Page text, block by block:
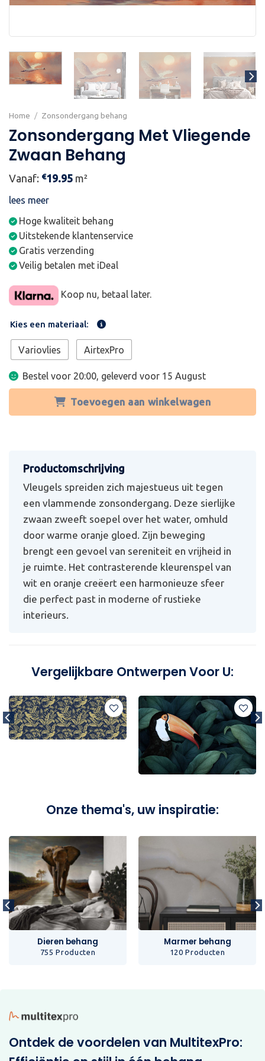
Home / Zonsondergang behang
Zonsondergang Met Vliegende
Zwaan Behang
Vanaf: €19.95 m²
lees meer
Hoge kwaliteit behang
Uitstekende klantenservice
Gratis verzending
Veilig betalen met iDeal
Koop nu, betaal later.
Kies een materiaal:
Variovlies AirtexPro
Bestel voor 20:00, geleverd voor 15 August
Toevoegen aan winkelwagen
Vleugels spreiden zich majestueus uit tegen
een vlammende zonsondergang. Deze sierlijke
zwaan zweeft soepel over het water, omhuld
door warme oranje gloed. Zijn beweging
brengt een gevoel van sereniteit en vrijheid in
je ruimte. Het contrasterende kleurenspel van
wit en oranje creëert een harmonieuze sfeer
die perfect past in moderne of rustieke
interieurs.
Vergelijkbare Ontwerpen Voor U:
Onze thema's, uw inspiratie:
Dieren behang
755 Producten
Marmer behang
120 Producten
Ontdek de voordelen van MultitexPro: